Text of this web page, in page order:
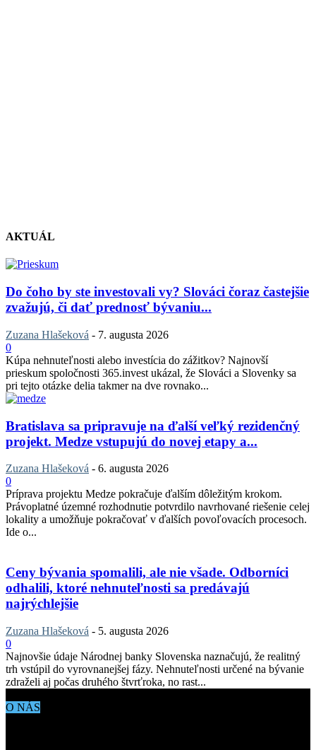
AKTUÁL
Do čoho by ste investovali vy? Slováci čoraz častejšie
zvažujú, či dať prednosť bývaniu...
Zuzana Hlašeková - 7. augusta 2026
0
Kúpa nehnuteľnosti alebo investícia do zážitkov? Najnovší
prieskum spoločnosti 365.invest ukázal, že Slováci a Slovenky sa
pri tejto otázke delia takmer na dve rovnako...
Bratislava sa pripravuje na ďalší veľký rezidenčný
projekt. Medze vstupujú do novej etapy a...
Zuzana Hlašeková - 6. augusta 2026
0
Príprava projektu Medze pokračuje ďalším dôležitým krokom.
Právoplatné územné rozhodnutie potvrdilo navrhované riešenie celej
lokality a umožňuje pokračovať v ďalších povoľovacích procesoch.
Ide o...
Ceny bývania spomalili, ale nie všade. Odborníci
odhalili, ktoré nehnuteľnosti sa predávajú
najrýchlejšie
Zuzana Hlašeková - 5. augusta 2026
0
Najnovšie údaje Národnej banky Slovenska naznačujú, že realitný
trh vstúpil do vyrovnanejšej fázy. Nehnuteľnosti určené na bývanie
zdraželi aj počas druhého štvrťroka, no rast...
O NÁS